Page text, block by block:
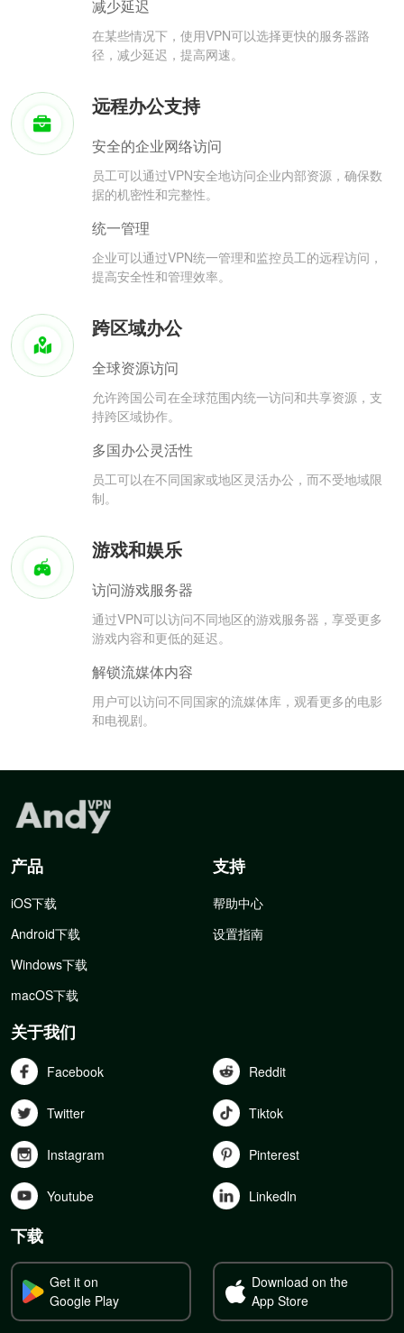
减少延迟
在某些情况下，使用VPN可以选择更快的服务器路
径，减少延迟，提高网速。
远程办公支持
安全的企业网络访问
员工可以通过VPN安全地访问企业内部资源，确保数
据的机密性和完整性。
统一管理
企业可以通过VPN统一管理和监控员工的远程访问，
提高安全性和管理效率。
跨区域办公
全球资源访问
允许跨国公司在全球范围内统一访问和共享资源，支
持跨区域协作。
多国办公灵活性
员工可以在不同国家或地区灵活办公，而不受地域限
制。
游戏和娱乐
访问游戏服务器
通过VPN可以访问不同地区的游戏服务器，享受更多
游戏内容和更低的延迟。
解锁流媒体内容
用户可以访问不同国家的流媒体库，观看更多的电影
和电视剧。
产品
iOS下载
Android下载
Windows下载
macOS下载
支持
帮助中心
设置指南
关于我们
Facebook Reddit
Twitter Tiktok
Instagram Pinterest
Youtube Linkedln
下载
Get it on
Google Play
Download on the
App Store